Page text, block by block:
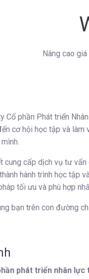
Nâng cao
Cổ phần Phát triển
cơ hội học tập và
cung cấp dịch vụ tư
hành trình học tập
tối ưu và phù hợp
bạn trên con đường
phát triển nhân lực